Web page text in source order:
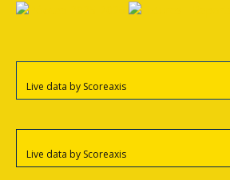
Live data by Scoreaxis
Live data by Scoreaxis